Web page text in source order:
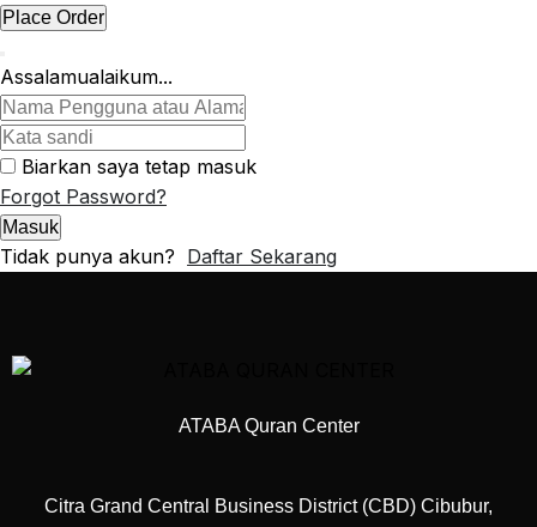
Place Order
Assalamualaikum...
Biarkan saya tetap masuk
Forgot Password?
Masuk
Tidak punya akun? Daftar Sekarang
ATABA Quran Center
Citra Grand Central Business District (CBD) Cibubur,